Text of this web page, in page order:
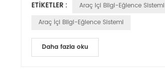
ETIKETLER : Araç Içi Bilgi-Eğlence Sistemi
Araç İçi Bilgi-Eğlence Sistemi
Daha fazla oku